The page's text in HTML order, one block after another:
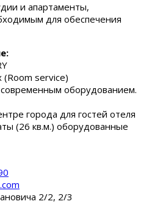
и апартаменты,
для обеспечения
(Room service)
оборудованием.
города для гостей отеля
(26 кв.м.) оборудованные
2/2, 2/3